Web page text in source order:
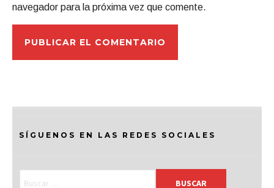
navegador para la próxima vez que comente.
SÍGUENOS EN LAS REDES SOCIALES